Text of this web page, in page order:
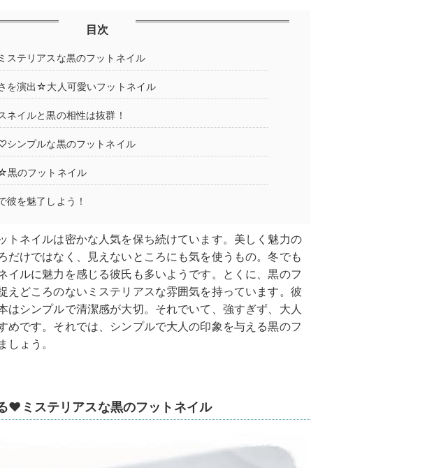
目次
テリアスな黒のフットネイル
を演出☆大人可愛いフットネイル
ネイルと黒の相性は抜群！
シンプルな黒のフットネイル
黒のフットネイル
彼を魅了しよう！
トネイルは密かな人気を保ち続けています。美しく魅力の
だけではなく、見えないところにも気を使うもの。冬でも
イルに魅力を感じる彼氏も多いようです。とくに、黒のフ
えどころのないミステリアスな雰囲気を持っています。彼
はシンプルで清潔感が大切。それでいて、強すぎず、大人
めです。それでは、シンプルで大人の印象を与える黒のフ
しょう。
♥ミステリアスな黒のフットネイル